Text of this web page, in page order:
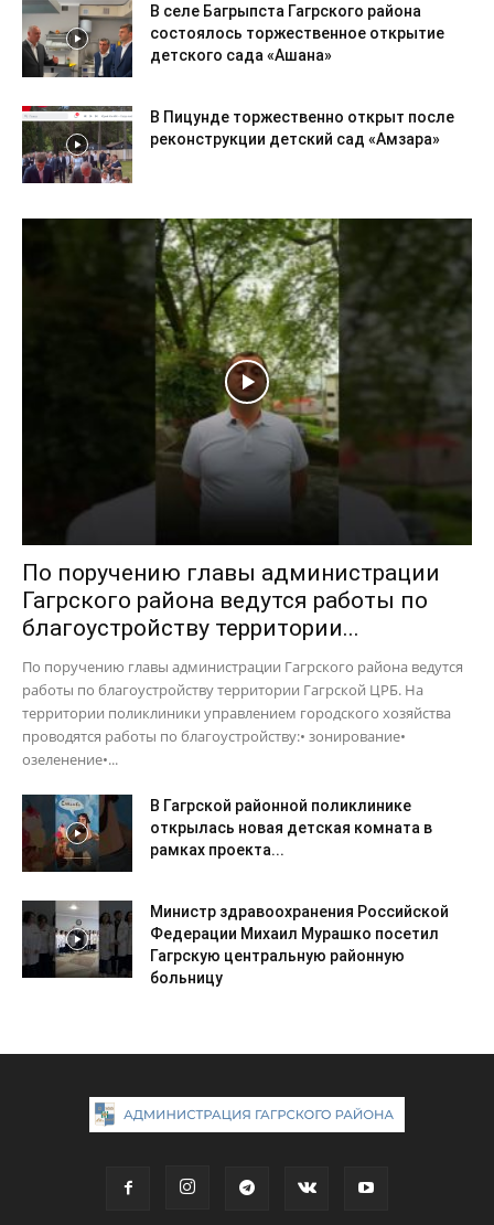
В селе Багрыпста Гагрского района
состоялось торжественное открытие
детского сада «Ашана»
В Пицунде торжественно открыт после
реконструкции детский сад «Амзара»
По поручению главы администрации
Гагрского района ведутся работы по
благоустройству территории...
По поручению главы администрации Гагрского района ведутся
работы по благоустройству территории Гагрской ЦРБ. На
территории поликлиники управлением городского хозяйства
проводятся работы по благоустройству:• зонирование•
озеленение•...
В Гагрской районной поликлинике
открылась новая детская комната в
рамках проекта...
Министр здравоохранения Российской
Федерации Михаил Мурашко посетил
Гагрскую центральную районную
больницу